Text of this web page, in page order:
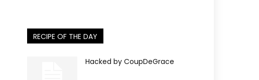
RECIPE OF THE DAY
Hacked by CoupDeGrace